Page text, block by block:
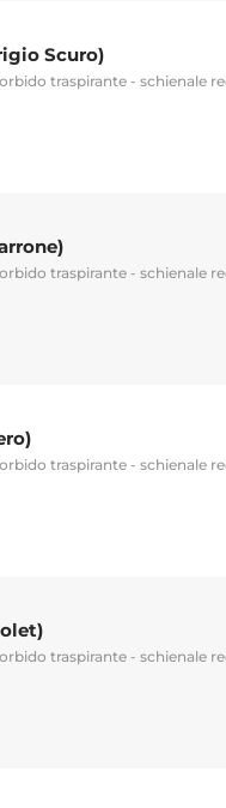
Scuro)
traspirante - schienale
traspirante - schienale
traspirante - schienale
traspirante - schienale